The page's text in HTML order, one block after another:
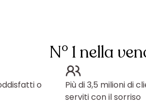
N° 1 nella
o
Più di 3,5 milioni di
serviti con il sorriso